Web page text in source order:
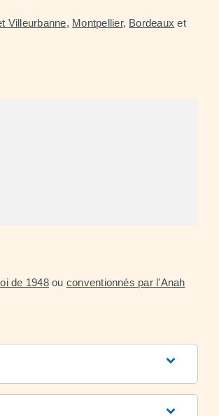
Villeurbanne, Montpellier, Bordeaux et
de 1948ou conventionnés par l'Anah